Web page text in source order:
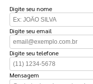
Digite seu nome
Digite seu email
Digite seu telefone
Mensagem